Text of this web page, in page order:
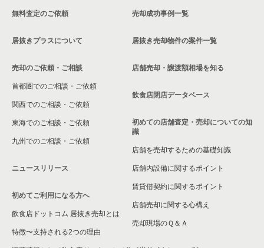
無料査定のご依頼
居抜きプラスについて
売却のご依頼・ご相談
首都圏でのご相談・ご依頼
関西でのご相談・ご依頼
東海でのご相談・ご依頼
九州でのご相談・ご依頼
ニュースリリース
初めてご利用になる方へ
飲食店ドットコム 居抜き売却とは
特徴〜支持される2つの理由
売却成功事例一覧
居抜き売却物件の案件一覧
店舗売却・譲渡額相場を知る
飲食店閉店データベース
初めての店舗査定・売却についての知
識
店舗を売却するための基礎知識
店舗内設備に関するポイント
賃貸借契約に関するポイント
店舗売却に関する心構え
売却現場のＱ＆Ａ